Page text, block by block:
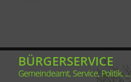
BÜRGERSERVICE
Gemeindeamt, Service, Politik, ...